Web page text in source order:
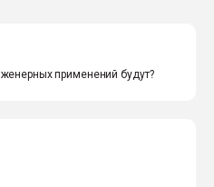
применений будут?